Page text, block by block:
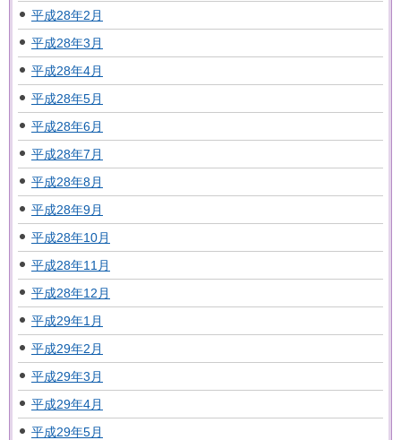
平成28年2月
平成28年3月
平成28年4月
平成28年5月
平成28年6月
平成28年7月
平成28年8月
平成28年9月
平成28年10月
平成28年11月
平成28年12月
平成29年1月
平成29年2月
平成29年3月
平成29年4月
平成29年5月